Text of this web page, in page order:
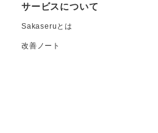
サービスについて
Sakaseruとは
改善ノート